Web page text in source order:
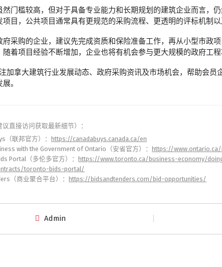
然门槛较高，但对于具备专业能力和长期规划的建筑企业而言，
目，公共项目通常具有更规范的采购流程、更透明的评标机制以
府采购的企业，建议先完成资质和保险准备工作，再从小型市政
随着项目经验不断增加，企业也将有机会参与更大规模的政府工程
注加拿大建筑行业发展动态、政府采购资讯及市场机会，帮助会员
。
直接访问获取最新细节）：
（联邦官方）： https://canadabuys.canada.ca/en
with the Government of Ontario（安省官方）： https://
Portal（多伦多官方）： https://www.toronto.ca/business-economy/
toronto-bids-portal/
（商业聚合平台）： https://bidsandtenders.com/bid-opportunities/
Admin